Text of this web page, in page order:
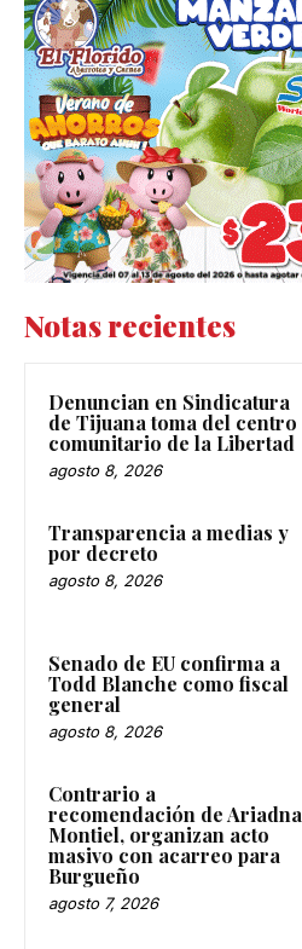
Notas recientes
Denuncian en Sindicatura
de Tijuana toma del centro
comunitario de la Libertad
agosto 8, 2026
Transparencia a medias y
por decreto
agosto 8, 2026
Senado de EU confirma a
Todd Blanche como fiscal
general
agosto 8, 2026
Contrario a
recomendación de Ariadna
Montiel, organizan acto
masivo con acarreo para
Burgueño
agosto 7, 2026